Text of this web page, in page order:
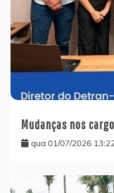
Mudanças nos
qua 01/07/2026